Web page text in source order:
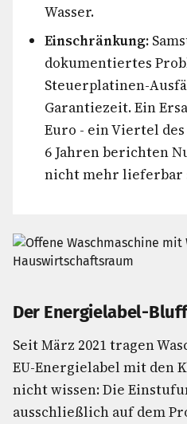
Wasser.
Einschränkung:
dokumentiertes
Steuerplatinen-
Garantiezeit. Ein
Euro - ein Viertel
6 Jahren berichten
nicht mehr lieferbar
Der Energielabel-
Seit März 2021 tragen
EU-Energielabel mit den
nicht wissen: Die
ausschließlich auf dem